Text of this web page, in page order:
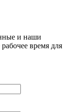
и наши
время для